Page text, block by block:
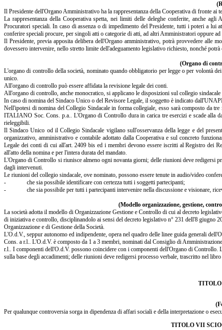
Il Presidente dell'Organo Amministrativo ha la rappresentanza della Cooperativa di fronte ai
La rappresentanza della Cooperativa spetta, nei limiti delle deleghe conferite, anche
Procuratori speciali. In caso di assenza o di impedimento del Presidente, tutti i poteri a lui
conferire speciali procure, per singoli atti o categorie di atti, ad altri Amministratori oppure
Il Presidente, previa apposita delibera dell'Organo amministrativo, potrà provvedere alle
dovessero intervenire, nello stretto limite dell'adeguamento legislativo richiesto, nonché
(Organo di
L'organo di controllo della società, nominato quando obbligatorio per legge o per volontà
unico.
All'organo di controllo può essere affidata la revisione legale dei conti.
All'organo di controllo, anche monocratico, si applicano le disposizioni sul collegio sindacale
In caso di nomina del Sindaco Unico o del Revisore Legale, il soggetto è indicato
Nell'ipotesi di nomina del Collegio Sindacale in forma collegiale, esso sarà composto
ITALIANO Soc. Cons. p.a.. L'Organo di Controllo dura in carica tre esercizi e scade alla
rieleggibili.
Il Sindaco Unico od il Collegio Sindacale vigilano sull'osservanza della legge e del
organizzativo, amministrativo e contabile adottato dalla Cooperativa e sul concreto
Legale dei conti di cui all'art. 2409 bis ed i membri devono essere iscritti al Registro dei
all'atto della nomina e per l'intera durata del mandato.
L'Organo di Controllo si riunisce almeno ogni novanta giorni; delle riunioni deve redigersi
dagli intervenuti.
Le riunioni del collegio sindacale, ove nominato, possono essere tenute in audio/video
- che sia possibile identificare con certezza tutti i soggetti partecipanti;
- che sia possibile per tutti i partecipanti intervenire nella discussione e visionare,
(Modello organizzazione, gestione,
La società adotta il modello di Organizzazione Gestione e Controllo di cui al decreto
di iniziativa e controllo, disciplinandolo ai sensi del decreto legislativo n° 231 dell'8 giugno
Organizzazione e di Gestione della Società.
L'O.d.V., seppur autonomo ed indipendente, opera nel quadro delle linee guida generali
Cons. a r.l.. L'O.d.V. è composto da 1 a 3 membri, nominati dal Consiglio di
r.l.. I componenti dell'O.d.V. possono coincidere con i componenti dell'Organo di
sulla base degli accadimenti; delle riunioni deve redigersi processo verbale, trascritto nel
Per qualunque controversia sorga in dipendenza di affari sociali e della interpretazione o
TITOLO VII